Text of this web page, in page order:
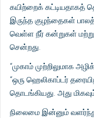
கயிற்றைக் கட்டியதாகத்
இருந்த குழந்தைகள்
வெள்ள நீர் கன்றுகள்
சென்றது.
“முகாம் முற்றிலுமாக
“ஒரு ஹெலிகாப்டர்
தொடங்கியது. அது
நிலைமை இன்னும் வளர்ந்து